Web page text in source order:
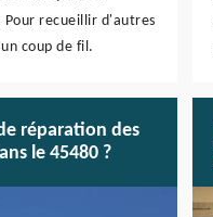
Pour recueillir d'autres
coup de fil.
réparation des
le 45480 ?